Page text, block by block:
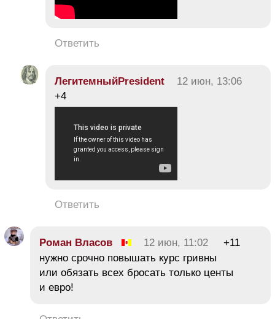
Ответить
ЛегитемныйPresident
12 июн, 13:06
+4
Ответить
Роман Власов 12 июн, 11:02
+11
нужно срочно повышать курс гривны
или обязать всех бросать только центы
и евро!